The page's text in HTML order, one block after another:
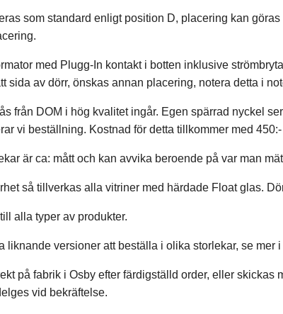
som standard enligt position D, placering kan
med Plugg-In kontakt i botten inklusive
sida av dörr, önskas annan placering, notera detta i
från DOM i hög kvalitet ingår. Egen spärrad nyckel
vi beställning. Kostnad för detta tillkommer med 450:-
är ca: mått och kan avvika beroende på var man
så tillverkas alla vitriner med härdade Float glas.
alla typer av produkter.
liknande versioner att beställa i olika storlekar, se mer i
på fabrik i Osby efter färdigställd order, eller
vid bekräftelse.